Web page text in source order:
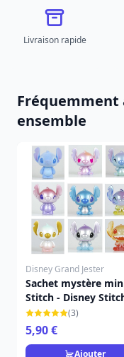
Livraison rapide
Fréquemment
ensemble
Disney Grand Jester
Sachet mystère
Stitch - Disney
(3)
5,90 €
Ajouter